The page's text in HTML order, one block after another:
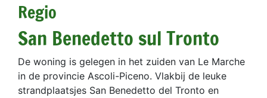
Regio
San Benedetto sul Tronto
De woning is gelegen in het zuiden van Le Marche
in de provincie Ascoli-Piceno. Vlakbij de leuke
strandplaatsjes San Benedetto del Tronto en